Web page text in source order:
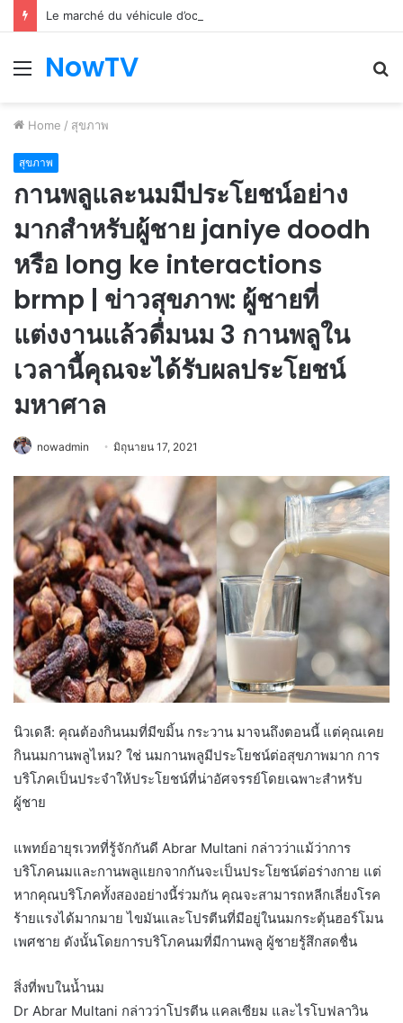
Le marché du véhicule d’occasion en plein essor
Menu
NowTV
Home / สุขภาพ
สุขภาพ
กานพลูและนมมีประโยชน์อย่าง
มากสำหรับผู้ชาย janiye doodh
หรือ long ke interactions
brmp | ข่าวสุขภาพ: ผู้ชายที่
แต่งงานแล้วดื่มนม 3 กานพลูใน
เวลานี้คุณจะได้รับผลประโยชน์
มหาศาล
nowadmin มิถุนายน 17, 2021
นิวเดลี: คุณต้องกินนมที่มีขมิ้น กระวาน มาจนถึงตอนนี้ แต่คุณเคย
กินนมกานพลูไหม? ใช่ นมกานพลูมีประโยชน์ต่อสุขภาพมาก การ
บริโภคเป็นประจำให้ประโยชน์ที่น่าอัศจรรย์โดยเฉพาะสำหรับ
ผู้ชาย
แพทย์อายุรเวทที่รู้จักกันดี Abrar Multani กล่าวว่าแม้ว่าการ
บริโภคนมและกานพลูแยกจากกันจะเป็นประโยชน์ต่อร่างกาย แต่
หากคุณบริโภคทั้งสองอย่างนี้ร่วมกัน คุณจะสามารถหลีกเลี่ยงโรค
ร้ายแรงได้มากมาย ไขมันและโปรตีนที่มีอยู่ในนมกระตุ้นฮอร์โมน
เพศชาย ดังนั้นโดยการบริโภคนมที่มีกานพลู ผู้ชายรู้สึกสดชื่น
สิ่งที่พบในน้ำนม
Dr Abrar Multani กล่าวว่าโปรตีน แคลเซียม และไรโบฟลาวิน